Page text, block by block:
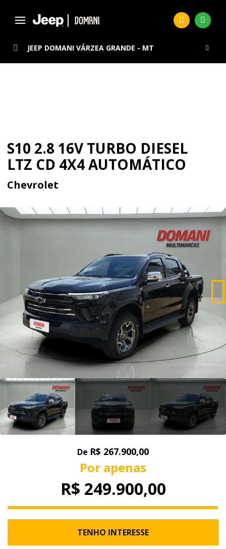
JEEP DOMANI VÁRZEA GRANDE - MT
S10 2.8 16V TURBO DIESEL
LTZ CD 4X4 AUTOMÁTICO
Chevrolet
De R$ 267.900,00
Por apenas
R$ 249.900,00
TENHO INTERESSE